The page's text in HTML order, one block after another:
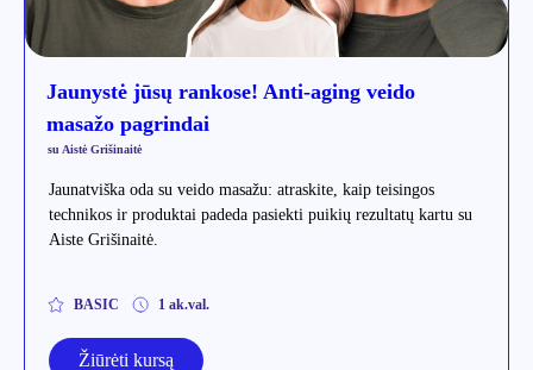
Jaunystė jūsų rankose! Anti-aging veido
masažo pagrindai
su Aistė Grišinaitė
Jaunatviška oda su veido masažu: atraskite, kaip teisingos
technikos ir produktai padeda pasiekti puikių rezultatų kartu su
Aiste Grišinaitė.
BASIC 1 ak.val.
Žiūrėti kursą